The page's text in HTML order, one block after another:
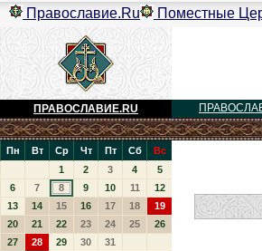
Православие.Ru Поместные
ПРАВОСЛАВИЕ.RU
Пн Вт Ср Чт Пт Сб
Вс
1
2 3 4
5
6
7 8 9 10 11
12
13
14 15 16 17 18
19
20
21 22 23 24 25
26
27
28 29 30 31